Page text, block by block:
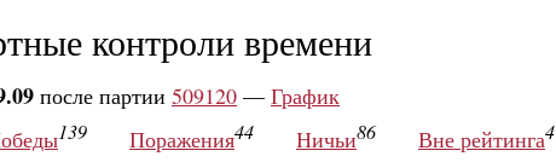
контроли времени
после партии 509120 — График
139 Поражения44 Ничьи86 Вне рейтинга4